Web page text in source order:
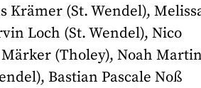
Krämer (St. Wendel),
Loch (St. Wendel), Nico
(Tholey), Noah Martin
Bastian Pascale Noß